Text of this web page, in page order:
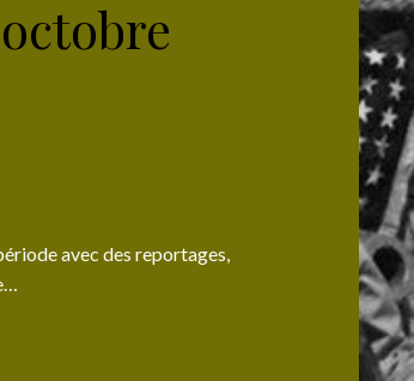
avec des reportages,